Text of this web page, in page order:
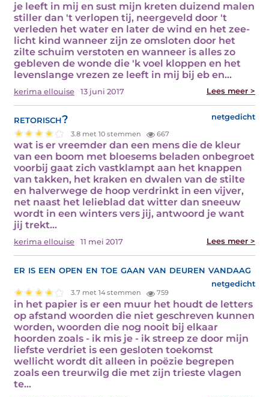
je leeft in mij en sust mijn kreten duizend malen
stiller dan 't verlopen tij, neergeveld door 't
verleden het water en later de wind en het zee-
licht kind wanneer zijn ze omsloten door het
zilte schuim verstoten en wanneer is alles zo
gebleven de wonde die 'k voel kloppen en het
levenslange vrezen ze leeft in mij bij eb en…
kerima ellouise 13 juni 2017 Lees meer >
retorisch? netgedicht
3.8 met 10 stemmen 667
wat is er vreemder dan een mens die de kleur
van een boom met bloesems beladen onbegroet
voorbij gaat zich vastklampt aan het knappen
van takken, het kraken en dwalen van de stilte
en halverwege de hoop verdrinkt in een vijver,
net naast het lelieblad dat witter dan sneeuw
wordt in een winters vers jij, antwoord je want
jij trekt…
kerima ellouise 11 mei 2017 Lees meer >
er is een open en toe gaan van deuren vandaag
netgedicht
3.7 met 14 stemmen 759
in het papier is er een muur het houdt de letters
op afstand woorden die niet geschreven kunnen
worden, woorden die nog nooit bij elkaar
hoorden zoals - ik mis je - ik streep ze door mijn
liefste verdriet is een gesloten toekomst
wellicht wordt dit alleen in poëzie begrepen
zoals een treurwilg die met zijn trieste vlagen
te…